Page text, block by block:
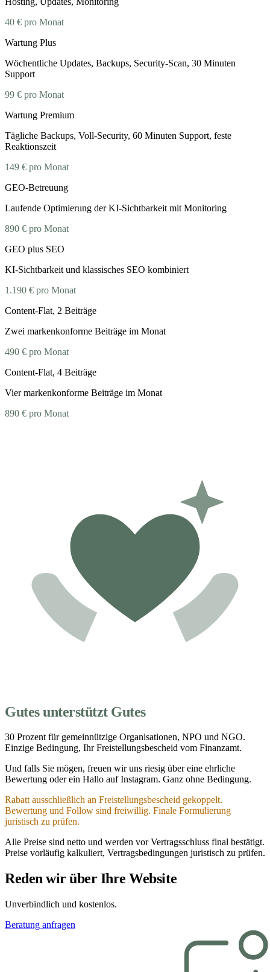
40 € pro Monat
Wartung Plus
Wöchentliche Updates, Backups, Security-Scan, 30 Minuten
Support
99 € pro Monat
Wartung Premium
Tägliche Backups, Voll-Security, 60 Minuten Support, feste
Reaktionszeit
149 € pro Monat
GEO-Betreuung
Laufende Optimierung der KI-Sichtbarkeit mit Monitoring
890 € pro Monat
GEO plus SEO
KI-Sichtbarkeit und klassisches SEO kombiniert
1.190 € pro Monat
Content-Flat, 2 Beiträge
Zwei markenkonforme Beiträge im Monat
490 € pro Monat
Content-Flat, 4 Beiträge
Vier markenkonforme Beiträge im Monat
890 € pro Monat
Gutes unterstützt Gutes
30 Prozent für gemeinnützige Organisationen, NPO und NGO.
Einzige Bedingung, Ihr Freistellungsbescheid vom Finanzamt.
Und falls Sie mögen, freuen wir uns riesig über eine ehrliche
Bewertung oder ein Hallo auf Instagram. Ganz ohne Bedingung.
Rabatt ausschließlich an Freistellungsbescheid gekoppelt.
Bewertung und Follow sind freiwillig. Finale Formulierung
juristisch zu prüfen.
Alle Preise sind netto und werden vor Vertragsschluss final bestätigt.
Preise vorläufig kalkuliert, Vertragsbedingungen juristisch zu prüfen.
Reden wir über Ihre Website
Unverbindlich und kostenlos.
Beratung anfragen